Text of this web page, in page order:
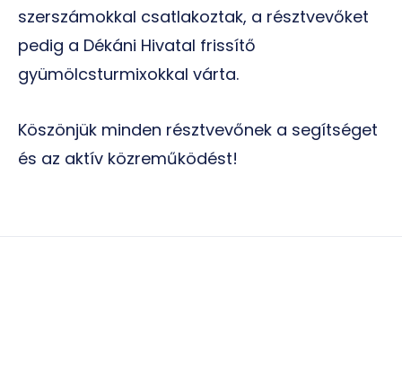
szerszámokkal csatlakoztak, a résztvevőket
pedig a Dékáni Hivatal frissítő
gyümölcsturmixokkal várta.
Köszönjük minden résztvevőnek a segítséget
és az aktív közreműködést!